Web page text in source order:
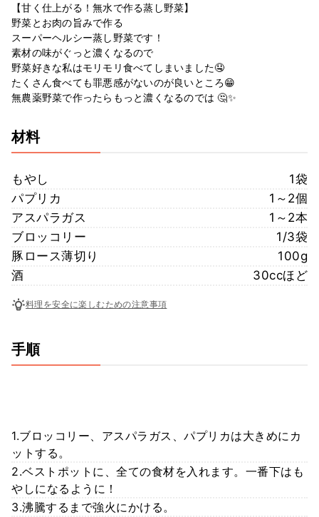
【甘く仕上がる！無水で作る蒸し野菜】
野菜とお肉の旨みで作る
スーパーヘルシー蒸し野菜です！
素材の味がぐっと濃くなるので
野菜好きな私はモリモリ食べてしまいました🤤
たくさん食べても罪悪感がないのが良いところ😁
無農薬野菜で作ったらもっと濃くなるのでは 🤔✨
材料
もやし
1袋
パプリカ
1～2個
アスパラガス
1～2本
ブロッコリー
1/3袋
豚ロース薄切り
100g
酒
30ccほど
料理を安全に楽しむための注意事項
手順
1.ブロッコリー、アスパラガス、パプリカは大きめにカ
ットする。
2.ベストポットに、全ての食材を入れます。一番下はも
やしになるように！
3.沸騰するまで強火にかける。